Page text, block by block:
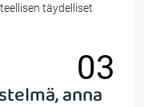
täydelliset
anna
03